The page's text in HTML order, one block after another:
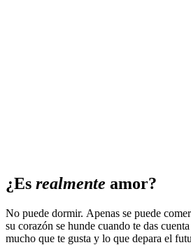
¿Es realmente amor?
No puede dormir. Apenas se puede
su corazón se hunde cuando te das
mucho que te gusta y lo que depara el